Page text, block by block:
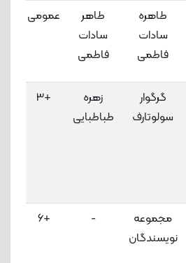
طاهره
سادات
فاطمی
طاهر
سادات
فاطمی
عمومی
گرگوار
سولوتارف
زهره
طباطبایی
+3
مجموعه
نویسندگان
-
+6